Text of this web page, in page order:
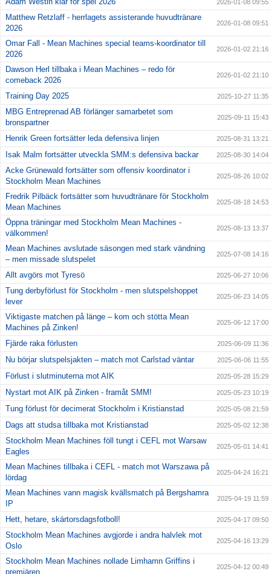
2026-01-08 09:55
Matthew Retzlaff - herrlagets assisterande huvudtränare
2026
2026-01-08 09:51
Omar Fall - Mean Machines special teams-koordinator till
2026
2026-01-02 21:16
Dawson Herl tillbaka i Mean Machines – redo för
comeback 2026
2026-01-02 21:10
Training Day 2025 2025-10-27 11:35
MBG Entreprenad AB förlänger samarbetet som
bronspartner
2025-09-11 15:43
Henrik Green fortsätter leda defensiva linjen 2025-08-31 13:21
Isak Malm fortsätter utveckla SMM:s defensiva backar 2025-08-30 14:04
Acke Grünewald fortsätter som offensiv koordinator i
Stockholm Mean Machines
2025-08-26 10:02
Fredrik Pilbäck fortsätter som huvudtränare för Stockholm
Mean Machines
2025-08-18 14:53
Öppna träningar med Stockholm Mean Machines -
välkommen!
2025-08-13 13:37
Mean Machines avslutade säsongen med stark vändning
– men missade slutspelet
2025-07-08 14:16
Allt avgörs mot Tyresö 2025-06-27 10:06
Tung derbyförlust för Stockholm - men slutspelshoppet
lever
2025-06-23 14:05
Viktigaste matchen på länge – kom och stötta Mean
Machines på Zinken!
2025-06-12 17:00
Fjärde raka förlusten 2025-06-09 11:36
Nu börjar slutspelsjakten – match mot Carlstad väntar 2025-06-06 11:55
Förlust i slutminuterna mot AIK 2025-05-28 15:29
Nystart mot AIK på Zinken - framåt SMM! 2025-05-23 10:19
Tung förlust för decimerat Stockholm i Kristianstad 2025-05-08 21:59
Dags att studsa tillbaka mot Kristianstad 2025-05-02 12:38
Stockholm Mean Machines föll tungt i CEFL mot Warsaw
Eagles
2025-05-01 14:41
Mean Machines tillbaka i CEFL - match mot Warszawa på
lördag
2025-04-24 16:21
Mean Machines vann magisk kvällsmatch på Bergshamra
IP
2025-04-19 11:59
Hett, hetare, skärtorsdagsfotboll! 2025-04-17 09:50
Stockholm Mean Machines avgjorde i andra halvlek mot
Oslo
2025-04-16 13:29
Stockholm Mean Machines nollade Limhamn Griffins i
premiären
2025-04-12 00:49